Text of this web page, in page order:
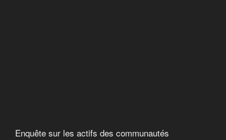
Enquête sur les actifs des communautés